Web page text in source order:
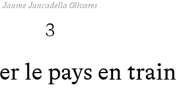
Jaume Juncadella Olivares
3
le pays en train